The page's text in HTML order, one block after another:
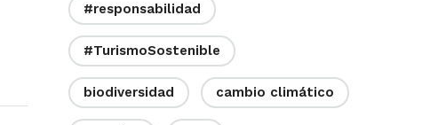
#responsabilidad
#TurismoSostenible
biodiversidad cambio climático